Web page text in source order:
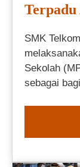
SMK
Sekolah
sebagai